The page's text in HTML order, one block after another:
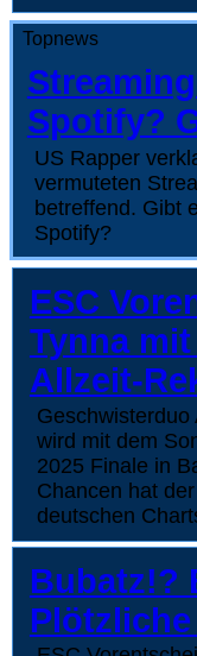
Topnews
Spotify?
US Rapper
vermuteten
betreffend. Gibt
Spotify?
ESC
Tynna
Allzeit-
Geschwisterduo
wird mit dem
2025 Finale in
Chancen hat
deutschen
Bubatz!?